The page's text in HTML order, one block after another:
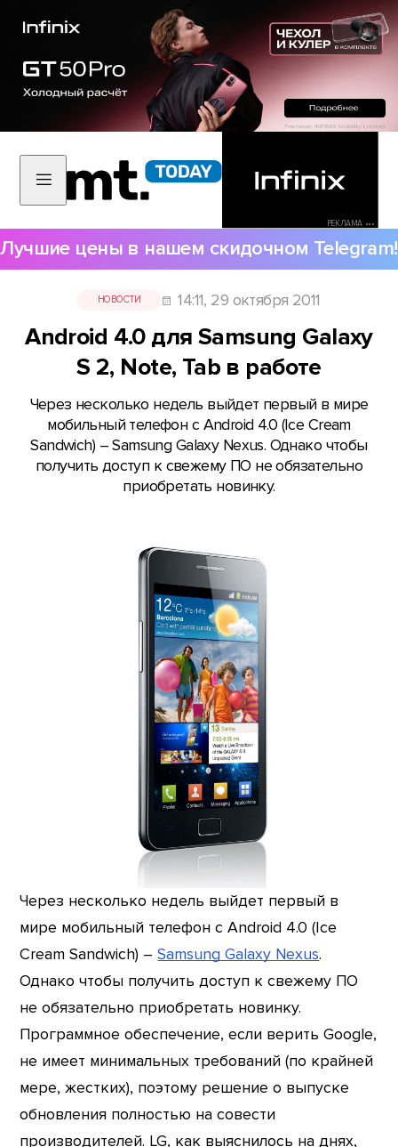
РЕКЛАМА •••
Лучшие цены в нашем скидочном Telegram!
НОВОСТИ 14:11, 29 октября 2011
Android 4.0 для Samsung Galaxy
S 2, Note, Tab в работе
Через несколько недель выйдет первый в мире
мобильный телефон с Android 4.0 (Ice Cream
Sandwich) – Samsung Galaxy Nexus. Однако чтобы
получить доступ к свежему ПО не обязательно
приобретать новинку.
Через несколько недель выйдет первый в
мире мобильный телефон с Android 4.0 (Ice
Cream Sandwich) –Samsung Galaxy Nexus.
Однако чтобы получить доступ к свежему ПО
не обязательно приобретать новинку.
Программное обеспечение, если верить Google,
не имеет минимальных требований (по крайней
мере, жестких), поэтому решение о выпуске
обновления полностью на совести
производителей. LG, как выяснилось на днях,